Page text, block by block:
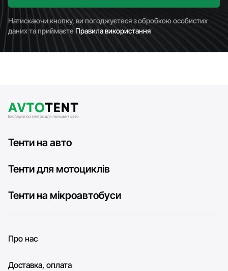
Натискаючи кнопку, ви погоджуєтеся з обробкою особистих
даних та приймаєтеПравила використання
Тенти на авто
Тенти для мотоциклів
Тенти на мікроавтобуси
Про нас
Доставка, оплата